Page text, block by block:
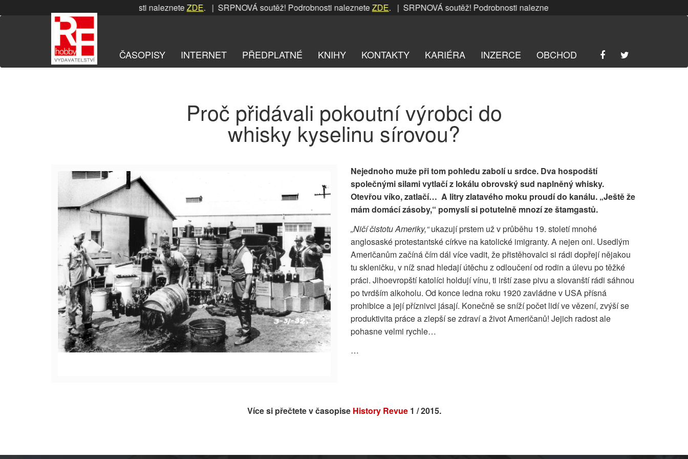
na
SRPNOVÁ soutěž! Podrobnosti nalezneteZDE. | SRPNOVÁ soutěž! Podrobnosti nalezneteZDE. | SRPNOVÁ soutěž! Podrobnosti nalezneteZDE
ČASOPISY INTERNET PŘEDPLATNÉ KNIHY KONTAKTY KARIÉRA INZERCE OBCHOD
Proč přidávali pokoutní výrobci do
whisky kyselinu sírovou?
Nejednoho muže při tom pohledu zabolí u srdce. Dva hospodští
společnými silami vytlačí z lokálu obrovský sud naplněný whisky.
Otevřou víko, zatlačí… A litry zlatavého moku proudí do kanálu. „Ještě že
mám domácí zásoby,“ pomyslí si potutelně mnozí ze štamgastů.
„Ničí čistotu Ameriky,“ukazují prstem už v průběhu 19. století mnohé
anglosaské protestantské církve na katolické imigranty. A nejen oni. Usedlým
Američanům začíná čím dál více vadit, že přistěhovalci si rádi dopřejí nějakou
tu skleničku, v níž snad hledají útěchu z odloučení od rodin a úlevu po těžké
práci. Jihoevropští katolíci holdují vínu, ti irští zase pivu a slovanští rádi sáhnou
po tvrdším alkoholu. Od konce ledna roku 1920 zavládne v USA přísná
prohibice a její příznivci jásají. Konečně se sníží počet lidí ve vězení, zvýší se
produktivita práce a zlepší se zdraví a život Američanů! Jejich radost ale
pohasne velmi rychle…
…
Více si přečtete v časopise History Revue1 / 2015.